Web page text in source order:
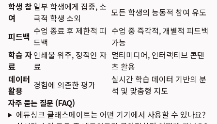
학생 참
여
일부 학생에게 집중, 소
극적 학생 소외
모든 학생의 능동적 참여 유도
피드백 수업 종료 후 제한적 피
드백
수업 중 즉각적, 개별적 피드백
가능
학습 자
료
인쇄물 위주, 정적인 자
료
멀티미디어, 인터랙티브 콘텐
츠 활용
데이터
활용
경험에 의존한 평가
실시간 학습 데이터 기반의 분
석 및 맞춤형 지도
자주 묻는 질문 (FAQ)
에듀싱크 클래스메이트는 어떤 기기에서 사용할 수 있나요?